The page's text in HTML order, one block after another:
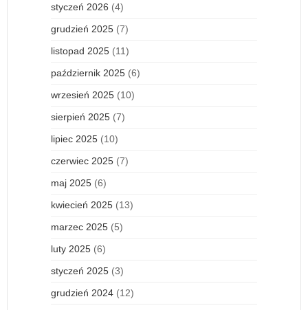
styczeń 2026 (4)
grudzień 2025 (7)
listopad 2025 (11)
październik 2025 (6)
wrzesień 2025 (10)
sierpień 2025 (7)
lipiec 2025 (10)
czerwiec 2025 (7)
maj 2025 (6)
kwiecień 2025 (13)
marzec 2025 (5)
luty 2025 (6)
styczeń 2025 (3)
grudzień 2024 (12)